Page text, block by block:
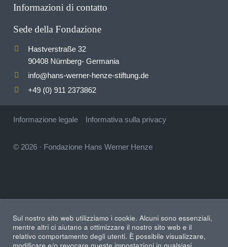
Informazioni di contatto
Sede della Fondazione
Hastverstraße 32
90408 Nürnberg- Germania
info@hans-werner-henze-stiftung.de
+49 (0) 911 2373862
Informazione legale Informativa sulla privacy
© 2026 · Fondazione Hans Werner Henze
Sul nostro sito web utilizziamo i cookie. Alcuni sono essenziali,
mentre altri ci aiutano a ottimizzare il nostro sito web e il
relativo comportamento degli utenti. È possibile visualizzare,